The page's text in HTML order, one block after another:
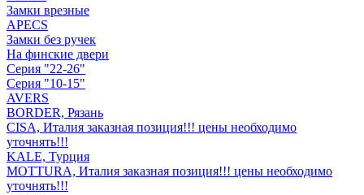
Замки врезные
APECS
Замки без ручек
На финские двери
Серия "22-26"
Серия "10-15"
AVERS
BORDER, Рязань
CISA, Италия заказная позиция!!! цены необходимо
уточнять!!!
KALE, Турция
MOTTURA, Италия заказная позиция!!! цены необходимо
уточнять!!!